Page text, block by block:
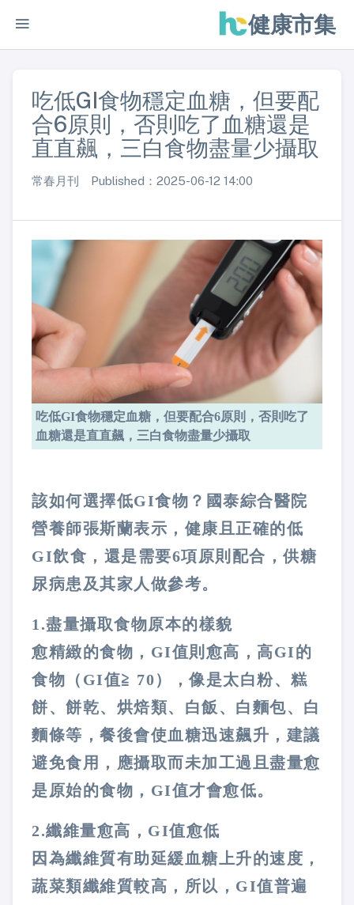
健康市集
吃低GI食物穩定血糖，但要配
合6原則，否則吃了血糖還是
直直飆，三白食物盡量少攝取
常春月刊 Published：2025-06-12 14:00
吃低GI食物穩定血糖，但要配合6原則，否則吃了
血糖還是直直飆，三白食物盡量少攝取
該如何選擇低GI食物？國泰綜合醫院
營養師張斯蘭表示，健康且正確的低
GI飲食，還是需要6項原則配合，供糖
尿病患及其家人做參考。
1.盡量攝取食物原本的樣貌
愈精緻的食物， GI值則愈高，高GI的
食物（ GI值≧ 70），像是太白粉、糕
餅、餅乾、烘焙類、白飯、白麵包、白
麵條等，餐後會使血糖迅速飆升，建議
避免食用，應攝取而未加工過且盡量愈
是原始的食物， GI值才會愈低。
2.纖維量愈高， GI值愈低
因為纖維質有助延緩血糖上升的速度，
蔬菜類纖維質較高，所以， GI值普遍